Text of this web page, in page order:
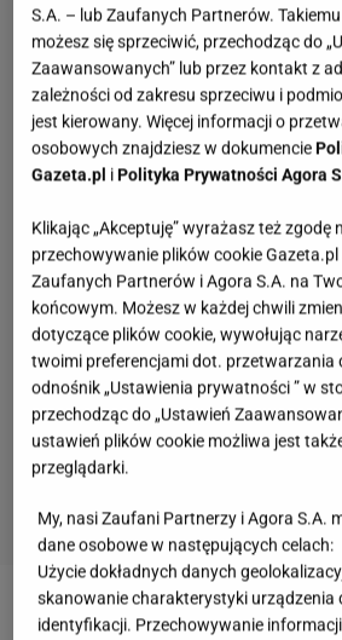
Zobacz wideoKoroniewska
S.A. – lub Zaufanych Partnerów.
możesz się sprzeciwić, przechodząc do
Zaawansowanych” lub przez kontakt z
zależności od zakresu sprzeciwu i
jest kierowany. Więcej informacji o
osobowych znajdziesz w dokumencie
Gazeta.pl iPolityka Prywatności Agora
Klikając „Akceptuję” wyrażasz też zgodę
przechowywanie plików cookie Gazeta.pl
Zaufanych Partnerów i Agora S.A. na
końcowym. Możesz w każdej chwili
dotyczące plików cookie, wywołując
twoimi preferencjami dot. przetwarzania
odnośnik „Ustawienia prywatności ” w
przechodząc do „Ustawień
ustawień plików cookie możliwa jest
przeglądarki.
My, nasi Zaufani Partnerzy i Agora S.A.
dane osobowe w następujących celach:
Użycie dokładnych danych
skanowanie charakterystyki urządzenia
identyfikacji. Przechowywanie